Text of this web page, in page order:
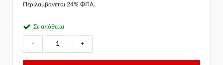
Περιλαμβάνεται 24% ΦΠΑ.
Σε απόθεμα
- +